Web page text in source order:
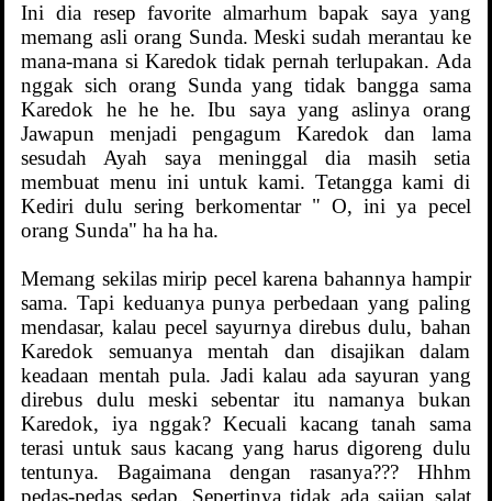
Ini dia resep favorite almarhum bapak saya yang
memang asli orang Sunda. Meski sudah merantau ke
mana-mana si Karedok tidak pernah terlupakan. Ada
nggak sich orang Sunda yang tidak bangga sama
Karedok he he he. Ibu saya yang aslinya orang
Jawapun menjadi pengagum Karedok dan lama
sesudah Ayah saya meninggal dia masih setia
membuat menu ini untuk kami. Tetangga kami di
Kediri dulu sering berkomentar " O, ini ya pecel
orang Sunda" ha ha ha.
Memang sekilas mirip pecel karena bahannya hampir
sama. Tapi keduanya punya perbedaan yang paling
mendasar, kalau pecel sayurnya direbus dulu, bahan
Karedok semuanya mentah dan disajikan dalam
keadaan mentah pula. Jadi kalau ada sayuran yang
direbus dulu meski sebentar itu namanya bukan
Karedok, iya nggak? Kecuali kacang tanah sama
terasi untuk saus kacang yang harus digoreng dulu
tentunya. Bagaimana dengan rasanya??? Hhhm